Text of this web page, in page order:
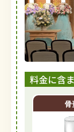
料金に含